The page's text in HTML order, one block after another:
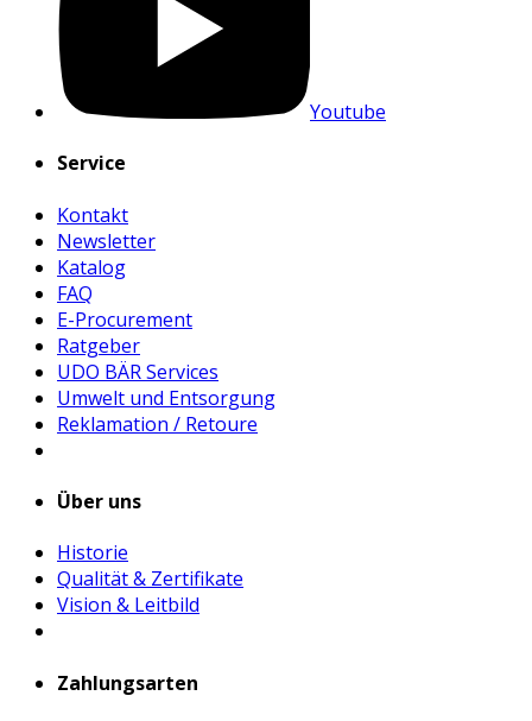
Youtube
Service
Kontakt
Newsletter
Katalog
FAQ
E-Procurement
Ratgeber
UDO BÄR Services
Umwelt und Entsorgung
Reklamation / Retoure
Über uns
Historie
Qualität & Zertifikate
Vision & Leitbild
Zahlungsarten